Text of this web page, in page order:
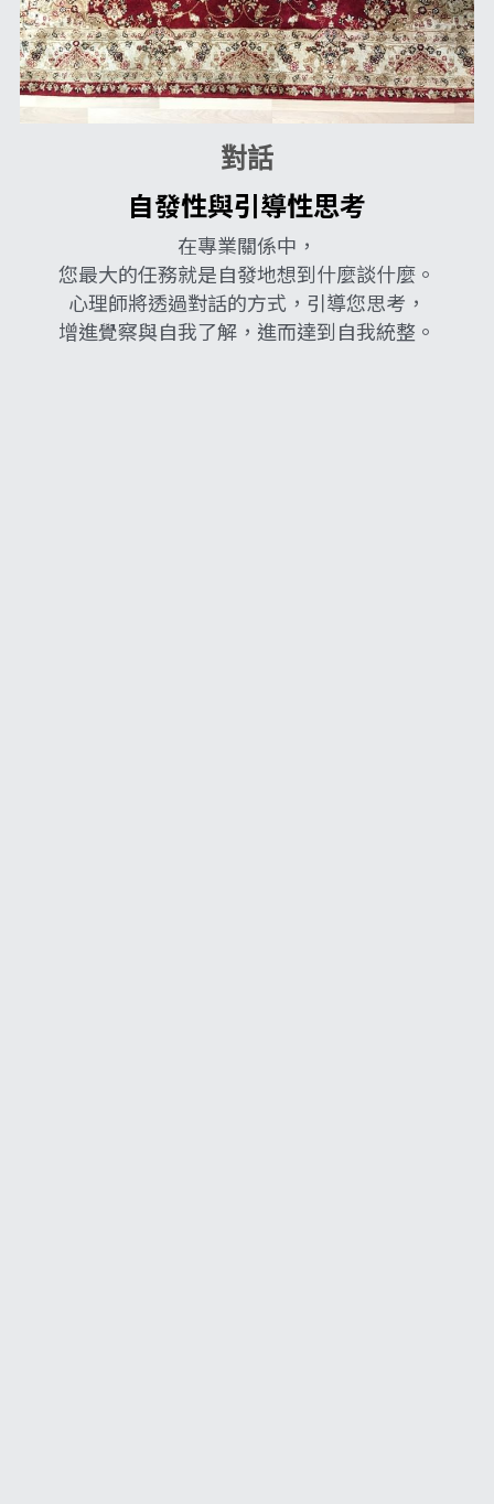
對話
自發性與引導性思考
在專業關係中，
您最大的任務就是自發地想到什麼談什麼。
心理師將透過對話的方式，引導您思考，
增進覺察與自我了解，進而達到自我統整。